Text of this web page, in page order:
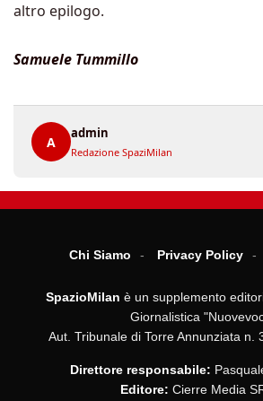
altro epilogo.
Samuele Tummillo
A
admin
Redazione SpaziMilan
Chi Siamo Privacy Policy
SpazioMilan è un supplemento
Giornalistica
Aut. Tribunale di Torre Annunziata n.
Direttore responsabile:
Editore: Cierre Media